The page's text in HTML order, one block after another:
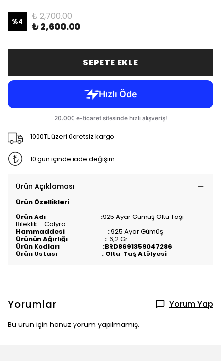
%4 ₺ 2,700.00
₺ 2,600.00
SEPETE EKLE
1000TL üzeri ücretsiz kargo
10 gün içinde iade değişim
Ürün Açıklaması
Ürün Özellikleri
Ürün Adı :925 Ayar Gümüş Oltu Taşı
Bileklik – Calyra
Hammaddesi :925 Ayar Gümüş
Ürünün Ağırlığı : 6,2 Gr
Ürün Kodları :BRD8691359047286
Ürün Ustası : Oltu Taş Atölyesi
Yorumlar Yorum Yap
Bu ürün için henüz yorum yapılmamış.